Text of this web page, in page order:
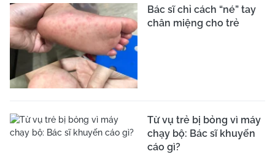
Bác sĩ chỉ cách “né” tay
chân miệng cho trẻ
Từ vụ trẻ bị bỏng vì máy
chạy bộ: Bác sĩ khuyến
cáo gì?